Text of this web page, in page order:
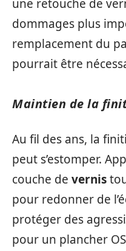
une retouche de
dommages plus
remplacement du
pourrait être
Maintien de la
Au fil des ans, la
peut s’estomper.
couche de vernis
pour redonner de
protéger des
pour un plancher